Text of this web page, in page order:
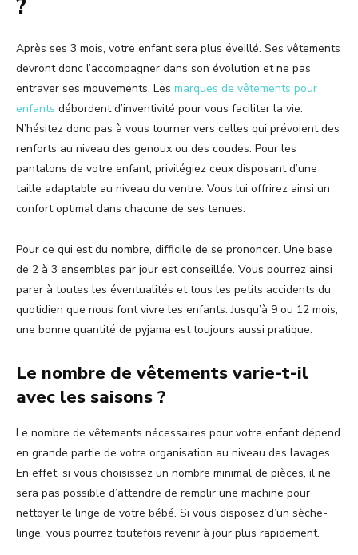
?
Après ses 3 mois, votre enfant sera plus éveillé. Ses vêtements
devront donc l’accompagner dans son évolution et ne pas
entraver ses mouvements. Les marques de vêtements pour
enfants débordent d’inventivité pour vous faciliter la vie.
N’hésitez donc pas à vous tourner vers celles qui prévoient des
renforts au niveau des genoux ou des coudes. Pour les
pantalons de votre enfant, privilégiez ceux disposant d’une
taille adaptable au niveau du ventre. Vous lui offrirez ainsi un
confort optimal dans chacune de ses tenues.
Pour ce qui est du nombre, difficile de se prononcer. Une base
de 2 à 3 ensembles par jour est conseillée. Vous pourrez ainsi
parer à toutes les éventualités et tous les petits accidents du
quotidien que nous font vivre les enfants. Jusqu’à 9 ou 12 mois,
une bonne quantité de pyjama est toujours aussi pratique.
Le nombre de vêtements varie-t-il
avec les saisons ?
Le nombre de vêtements nécessaires pour votre enfant dépend
en grande partie de votre organisation au niveau des lavages.
En effet, si vous choisissez un nombre minimal de pièces, il ne
sera pas possible d’attendre de remplir une machine pour
nettoyer le linge de votre bébé. Si vous disposez d’un sèche-
linge, vous pourrez toutefois revenir à jour plus rapidement.